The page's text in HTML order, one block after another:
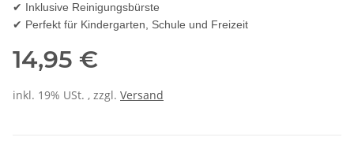
✔ Inklusive Reinigungsbürste
✔ Perfekt für Kindergarten, Schule und Freizeit
14,95 €
inkl. 19% USt. , zzgl. Versand